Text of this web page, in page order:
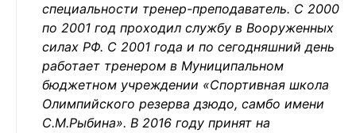
специальности тренер-преподаватель. С 2000
по 2001 год проходил службу в Вооруженных
силах РФ. С 2001 года и по сегодняшний день
работает тренером в Муниципальном
бюджетном учреждении «Спортивная школа
Олимпийского резерва дзюдо, самбо имени
С.М.Рыбина». В 2016 году принят на